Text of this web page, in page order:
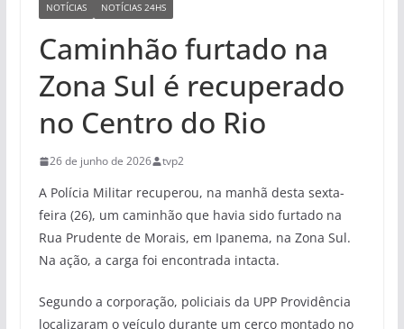
NOTÍCIAS NOTÍCIAS 24HS
Caminhão furtado na
Zona Sul é recuperado
no Centro do Rio
26 de junho de 2026 tvp2
A Polícia Militar recuperou, na manhã desta sexta-
feira (26), um caminhão que havia sido furtado na
Rua Prudente de Morais, em Ipanema, na Zona Sul.
Na ação, a carga foi encontrada intacta.
Segundo a corporação, policiais da UPP Providência
localizaram o veículo durante um cerco montado no